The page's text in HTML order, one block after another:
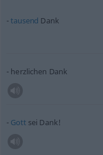
tausend Dank
herzlichen Dank
Gott sei Dank!